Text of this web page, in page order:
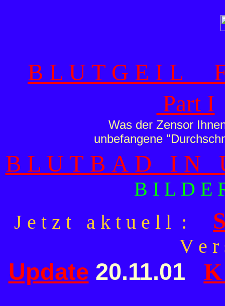
B L U T G E I L
Part I
Was der Zensor
unbefangene
B L U T B A D I N
B I L D
J e t z t a k t u e l l :
V e
Update 20.11.01